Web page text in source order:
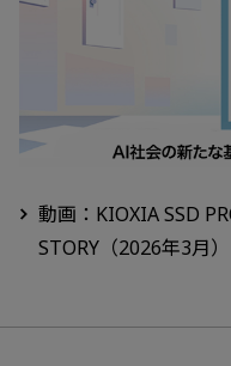
動画：KIOXIA SSD
STORY（2026年3月）